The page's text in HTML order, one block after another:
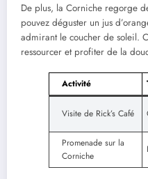
De plus, la Corniche regorge
pouvez déguster un jus
admirant le coucher de soleil.
ressourcer et profiter de la
Activité
Visite de Rick’s Café
Promenade sur la
Corniche